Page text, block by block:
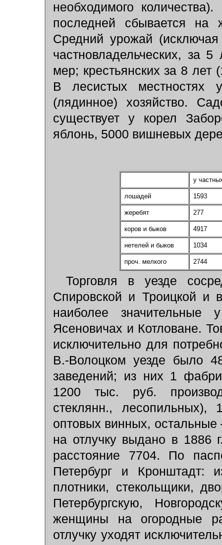
необходимого
последней сбывается на
Средний урожай
частновладельческих, за
мер; крестьянских за 8
В лесистых местностях
(лядинное) хозяйство.
существует у корел
яблонь, 5000 вишневых
у
лошадей 1593
жеребят 277
коров и быков 4917
нетелей и быков 1034
проч. мелкого 2744
Торговля в уезде
Спировской и Троицкой и
наиболее
Ясеновичах и Котловане.
исключительно для
В.-Волоцком уезде было
заведений; из них 1
1200 тыс. руб.
стеклянн., лесопильных),
оптовых винных,
на отлучку выдано в 1886
расстояние 7704. По
Петербург и Кронштадт:
плотники, стекольщики,
Петербургскую,
женщины на огородные
отлучку уходят